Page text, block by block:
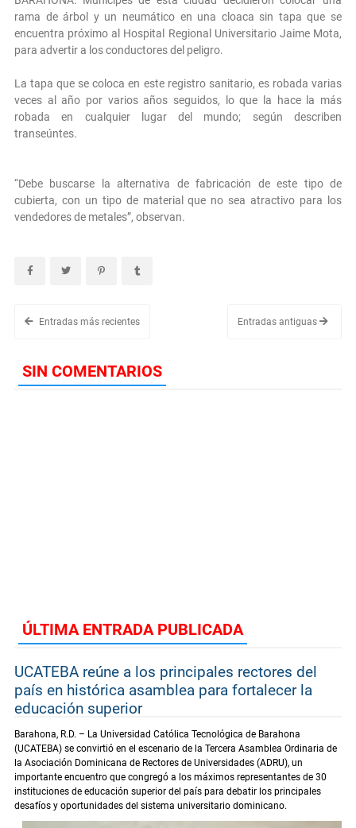
rama de árbol y un neumático en una cloaca sin tapa que se
encuentra próximo al Hospital Regional Universitario Jaime Mota,
para advertir a los conductores del peligro.
La tapa que se coloca en este registro sanitario, es robada varias
veces al año por varios años seguidos, lo que la hace la más
robada en cualquier lugar del mundo; según describen
transeúntes.
“Debe buscarse la alternativa de fabricación de este tipo de
cubierta, con un tipo de material que no sea atractivo para los
vendedores de metales”, observan.
Entradas más recientes Entradas antiguas
SIN COMENTARIOS
ÚLTIMA ENTRADA PUBLICADA
UCATEBA reúne a los principales rectores del
país en histórica asamblea para fortalecer la
educación superior
Barahona, R.D. – La Universidad Católica Tecnológica de Barahona
(UCATEBA) se convirtió en el escenario de la Tercera Asamblea Ordinaria de
la Asociación Dominicana de Rectores de Universidades (ADRU), un
importante encuentro que congregó a los máximos representantes de 30
instituciones de educación superior del país para debatir los principales
desafíos y oportunidades del sistema universitario dominicano.